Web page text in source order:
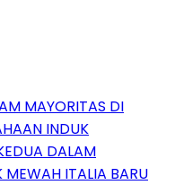
MAYORITAS DI
INDUK
DALAM
MEWAH ITALIA BARU